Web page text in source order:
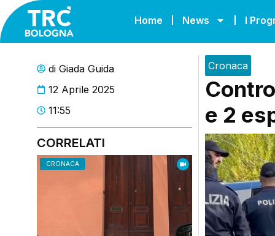
Home News I
di Giada Guida
12 Aprile 2025
11:55
CORRELATI
CRONACA
Cronaca
e 2